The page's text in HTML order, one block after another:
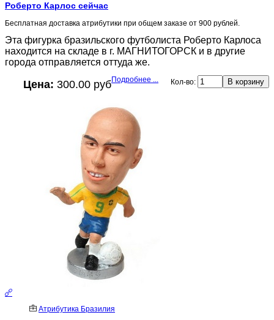
Роберто Карлос сейчас
Бесплатная доставка атрибутики при общем заказе от 900 рублей.
Эта фигурка бразильского футболиста Роберто Карлоса
находится на складе в г. МАГНИТОГОРСК и в другие
города отправляется оттуда же.
Цена: 300.00 руб Кол-во:
Подробнее ...
Атрибутика Бразилия